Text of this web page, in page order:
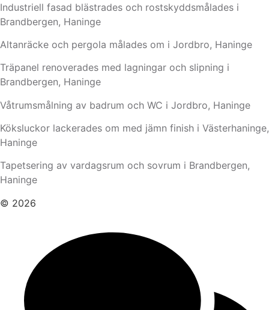
Industriell fasad blästrades och rostskyddsmålades i
Brandbergen, Haninge
Altanräcke och pergola målades om i Jordbro, Haninge
Träpanel renoverades med lagningar och slipning i
Brandbergen, Haninge
Våtrumsmålning av badrum och WC i Jordbro, Haninge
Köksluckor lackerades om med jämn finish i Västerhaninge,
Haninge
Tapetsering av vardagsrum och sovrum i Brandbergen,
Haninge
© 2026